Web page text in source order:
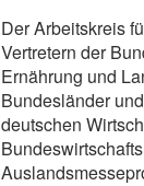
Der Arbeitskreis
Vertretern der
Ernährung und
Bundesländer
deutschen